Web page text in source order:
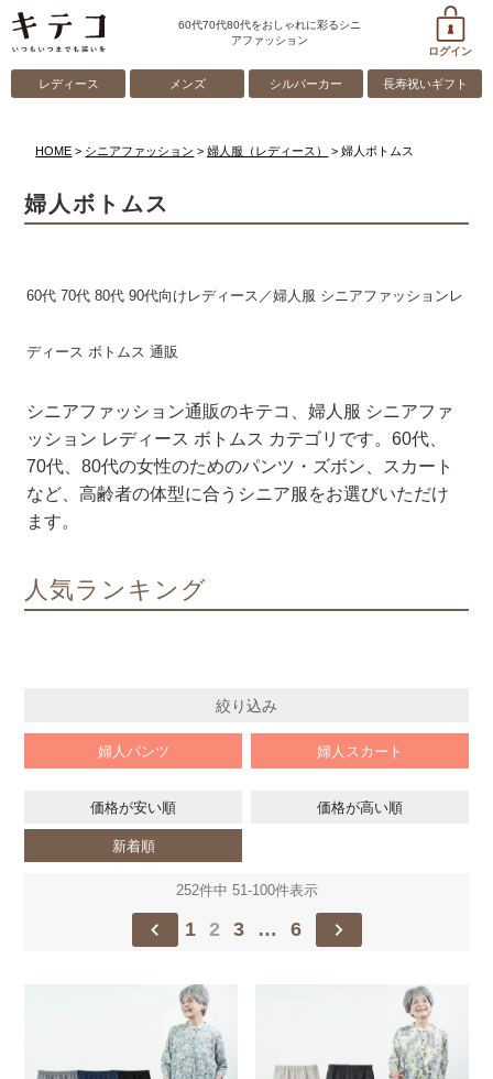
60代70代80代をおしゃれに彩るシニ
アファッション
ログイン
レディース メンズ シルバーカー 長寿祝いギフト
HOME シニアファッション 婦人服（レディース） 婦人ボトムス
婦人ボトムス
60代 70代 80代 90代向けレディース／婦人服 シニアファッションレ
ディース ボトムス 通販
シニアファッション通販のキテコ、婦人服 シニアファ
ッション レディース ボトムス カテゴリです。60代、
70代、80代の女性のためのパンツ・ズボン、スカート
など、高齢者の体型に合うシニア服をお選びいただけ
ます。
人気ランキング
絞り込み
婦人パンツ 婦人スカート
価格が安い順 価格が高い順
新着順
252件中 51-100件表示
1 2 3 … 6